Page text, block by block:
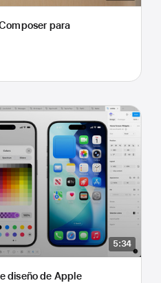
para
5:34
diseño de Apple